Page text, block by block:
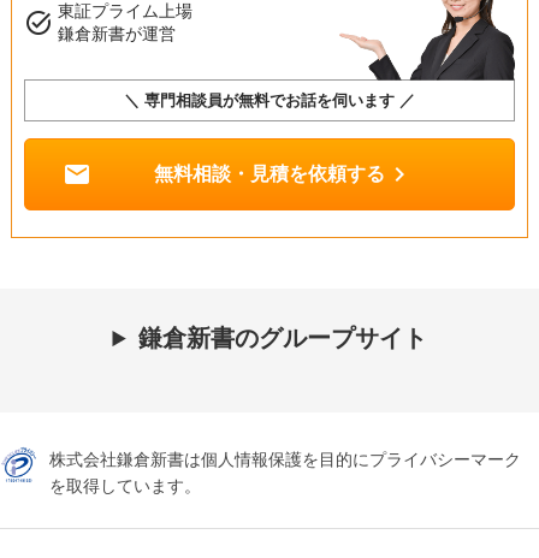
task_alt 東証プライム上場
鎌倉新書が運営
＼ 専門相談員が無料でお話を伺います ／
mail 無料相談・見積を依頼する chevron_right
鎌倉新書のグループサイト
株式会社鎌倉新書は個人情報保護を目的にプライバシーマーク
を取得しています。